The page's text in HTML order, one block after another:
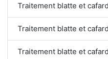
Traitement blatte et
Traitement blatte et
Traitement blatte et